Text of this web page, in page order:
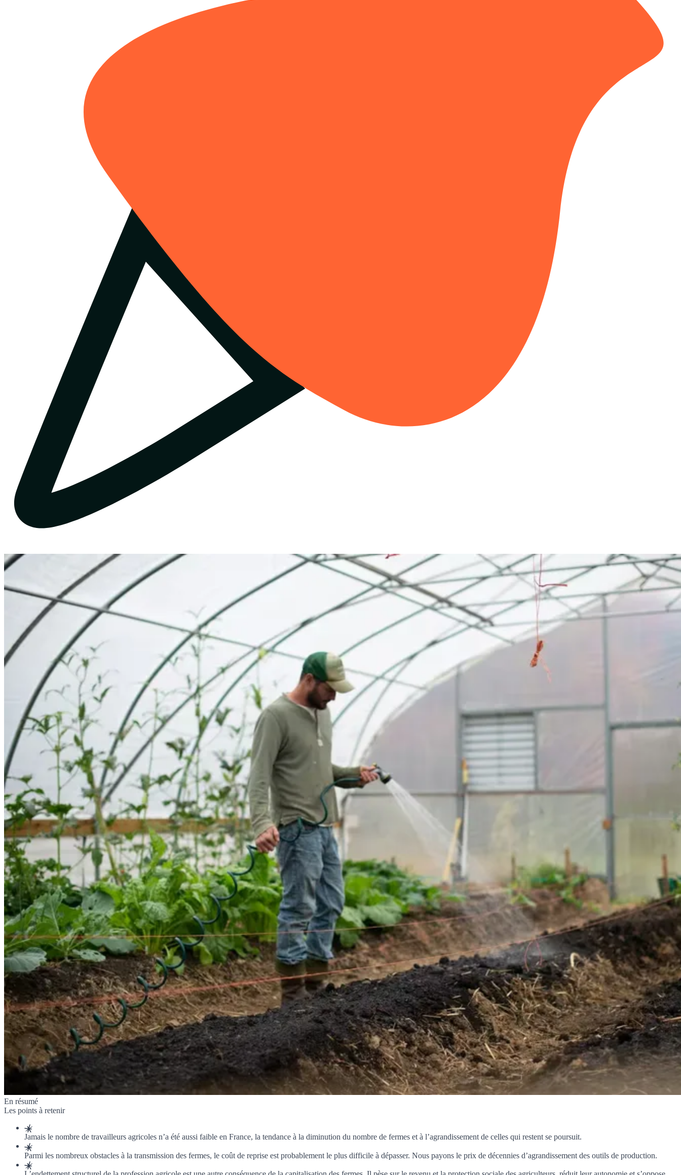
En résumé
Les points à retenir
Jamais le nombre de travailleurs agricoles n’a été aussi faible en France, la tendance à la diminution du nombre de fermes et à l’agrandissement de celles qui restent se poursuit.
Parmi les nombreux obstacles à la transmission des fermes, le coût de reprise est probablement le plus difficile à dépasser. Nous payons le prix de décennies d’agrandissement des outils de production.